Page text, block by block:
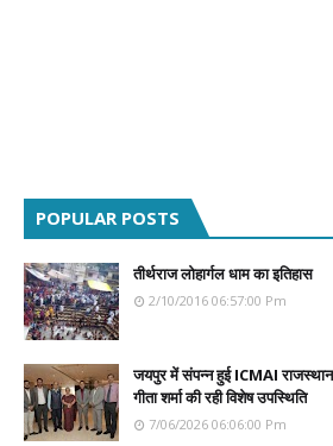
POPULAR POSTS
तीर्थराज लोहार्गल धाम का इतिहास
2/10/2016 06:57:00 Pm
जयपुर में संपन्न हुई ICMAI
गीता शर्मा की रही विशेष उपस्थिति
7/06/2026 06:06:00 Pm